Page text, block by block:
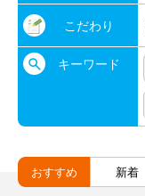
こだわり
キーワード
おすすめ 新着